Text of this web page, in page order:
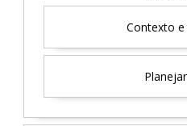
para
social
Contexto